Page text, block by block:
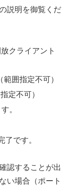
説明を御覧くだ
クライアント
囲指定不可）
定不可）
。
了です。
認することが出
い場合（ポート